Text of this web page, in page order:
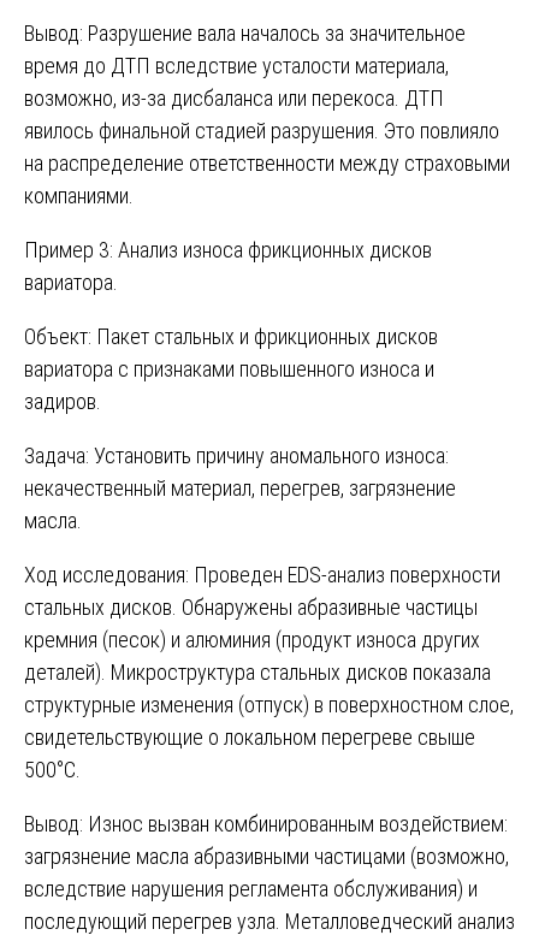
Вывод: Разрушение вала началось за значительное
время до ДТП вследствие усталости материала,
возможно, из-за дисбаланса или перекоса. ДТП
явилось финальной стадией разрушения. Это повлияло
на распределение ответственности между страховыми
компаниями.
Пример 3: Анализ износа фрикционных дисков
вариатора.
Объект: Пакет стальных и фрикционных дисков
вариатора с признаками повышенного износа и
задиров.
Задача: Установить причину аномального износа:
некачественный материал, перегрев, загрязнение
масла.
Ход исследования: Проведен EDS-анализ поверхности
стальных дисков. Обнаружены абразивные частицы
кремния (песок) и алюминия (продукт износа других
деталей). Микроструктура стальных дисков показала
структурные изменения (отпуск) в поверхностном слое,
свидетельствующие о локальном перегреве свыше
500°C.
Вывод: Износ вызван комбинированным воздействием:
загрязнение масла абразивными частицами (возможно,
вследствие нарушения регламента обслуживания) и
последующий перегрев узла. Металловедческий анализ